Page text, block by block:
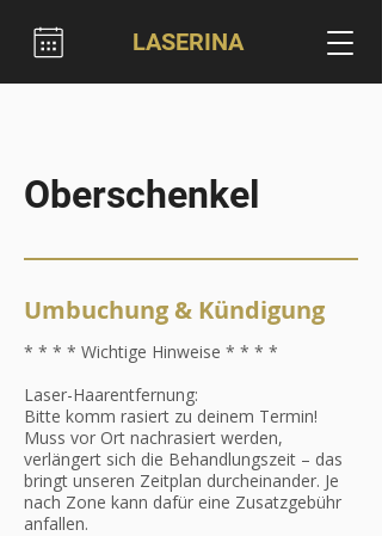
LASERINA
Oberschenkel
Umbuchung & Kündigung
* * * * Wichtige Hinweise * * * *
Laser-Haarentfernung:
Bitte komm rasiert zu deinem Termin!
Muss vor Ort nachrasiert werden,
verlängert sich die Behandlungszeit – das
bringt unseren Zeitplan durcheinander. Je
nach Zone kann dafür eine Zusatzgebühr
anfallen.